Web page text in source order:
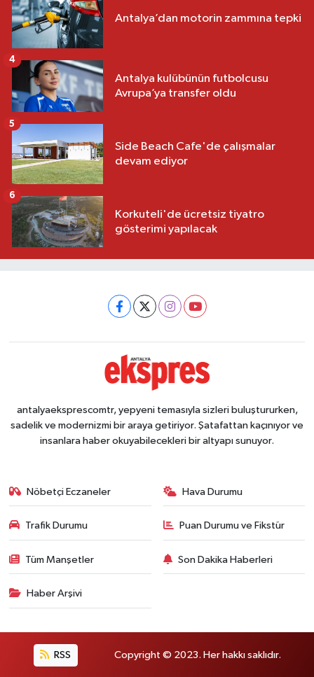
Antalya’dan motorin zammına tepki
Antalya kulübünün futbolcusu
Avrupa’ya transfer oldu
4
Side Beach Cafe'de çalışmalar
devam ediyor
5
Korkuteli'de ücretsiz tiyatro
gösterimi yapılacak
6
antalyaeksprescomtr, yepyeni temasıyla sizleri buluştururken,
sadelik ve modernizmi bir araya getiriyor. Şatafattan kaçınıyor ve
insanlara haber okuyabilecekleri bir altyapı sunuyor.
Nöbetçi Eczaneler Hava Durumu
Trafik Durumu Puan Durumu ve Fikstür
Tüm Manşetler Son Dakika Haberleri
Haber Arşivi
RSS Copyright © 2023. Her hakkı saklıdır.